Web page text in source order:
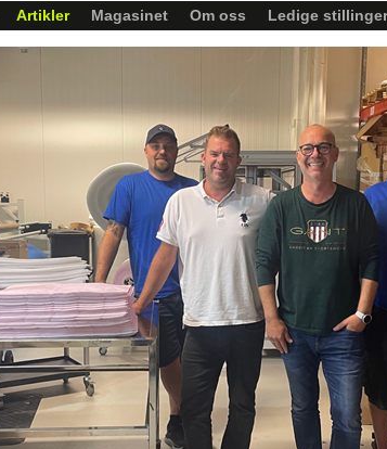
Artikler Magasinet Om oss Ledige stillinger